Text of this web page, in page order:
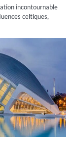
incontournable
celtiques,